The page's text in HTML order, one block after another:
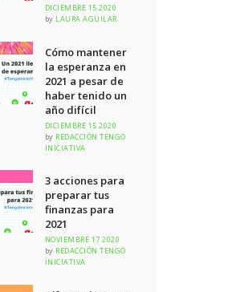
DICIEMBRE 15 2020
by LAURA AGUILAR
Cómo mantener
la esperanza en
2021 a pesar de
haber tenido un
año difícil
DICIEMBRE 15 2020
by REDACCIÓN TENGO
INICIATIVA
3 acciones para
preparar tus
finanzas para
2021
NOVIEMBRE 17 2020
by REDACCIÓN TENGO
INICIATIVA